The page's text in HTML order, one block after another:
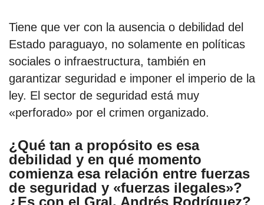
Tiene que ver con la ausencia o debilidad del
Estado paraguayo, no solamente en políticas
sociales o infraestructura, también en
garantizar seguridad e imponer el imperio de la
ley. El sector de seguridad está muy
«perforado» por el crimen organizado.
¿Qué tan a propósito es esa
debilidad y en qué momento
comienza esa relación entre fuerzas
de seguridad y «fuerzas ilegales»?
¿Es con el Gral. Andrés Rodríguez?